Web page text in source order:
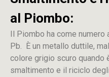
al Piombo:
Il Piombo ha come
Pb. È un metallo duttile,
colore grigio scuro quando
smaltimento e il riciclo